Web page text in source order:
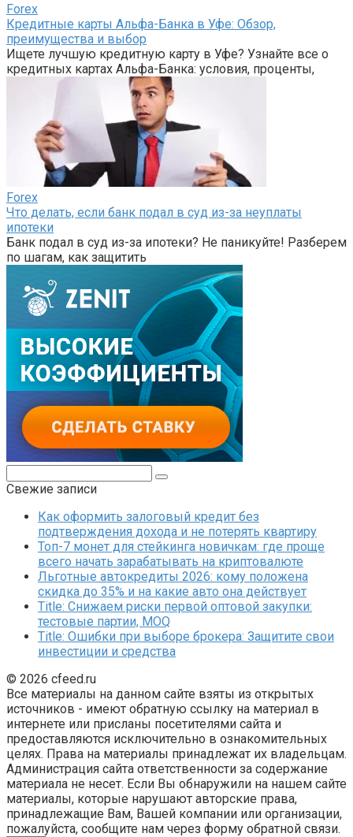
Forex
Кредитные карты Альфа-Банка в Уфе: Обзор,
преимущества и выбор
Ищете лучшую кредитную карту в Уфе? Узнайте все о
кредитных картах Альфа-Банка: условия, проценты,
Forex
Что делать, если банк подал в суд из-за неуплаты
ипотеки
Банк подал в суд из-за ипотеки? Не паникуйте! Разберем
по шагам, как защитить
Свежие записи
Как оформить залоговый кредит без
подтверждения дохода и не потерять квартиру
Топ-7 монет для стейкинга новичкам: где проще
всего начать зарабатывать на криптовалюте
Льготные автокредиты 2026: кому положена
скидка до 35% и на какие авто она действует
Title: Снижаем риски первой оптовой закупки:
тестовые партии, MOQ
Title: Ошибки при выборе брокера: Защитите свои
инвестиции и средства
© 2026 cfeed.ru
Все материалы на данном сайте взяты из открытых
источников - имеют обратную ссылку на материал в
интернете или присланы посетителями сайта и
предоставляются исключительно в ознакомительных
целях. Права на материалы принадлежат их владельцам.
Администрация сайта ответственности за содержание
материала не несет. Если Вы обнаружили на нашем сайте
материалы, которые нарушают авторские права,
принадлежащие Вам, Вашей компании или организации,
пожалуйста, сообщите нам через форму обратной связи.